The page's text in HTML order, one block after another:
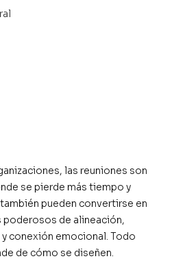
las reuniones son
se pierde más tiempo y
pueden convertirse en
poderosos de alineación,
conexión emocional. Todo
de cómo se diseñen.